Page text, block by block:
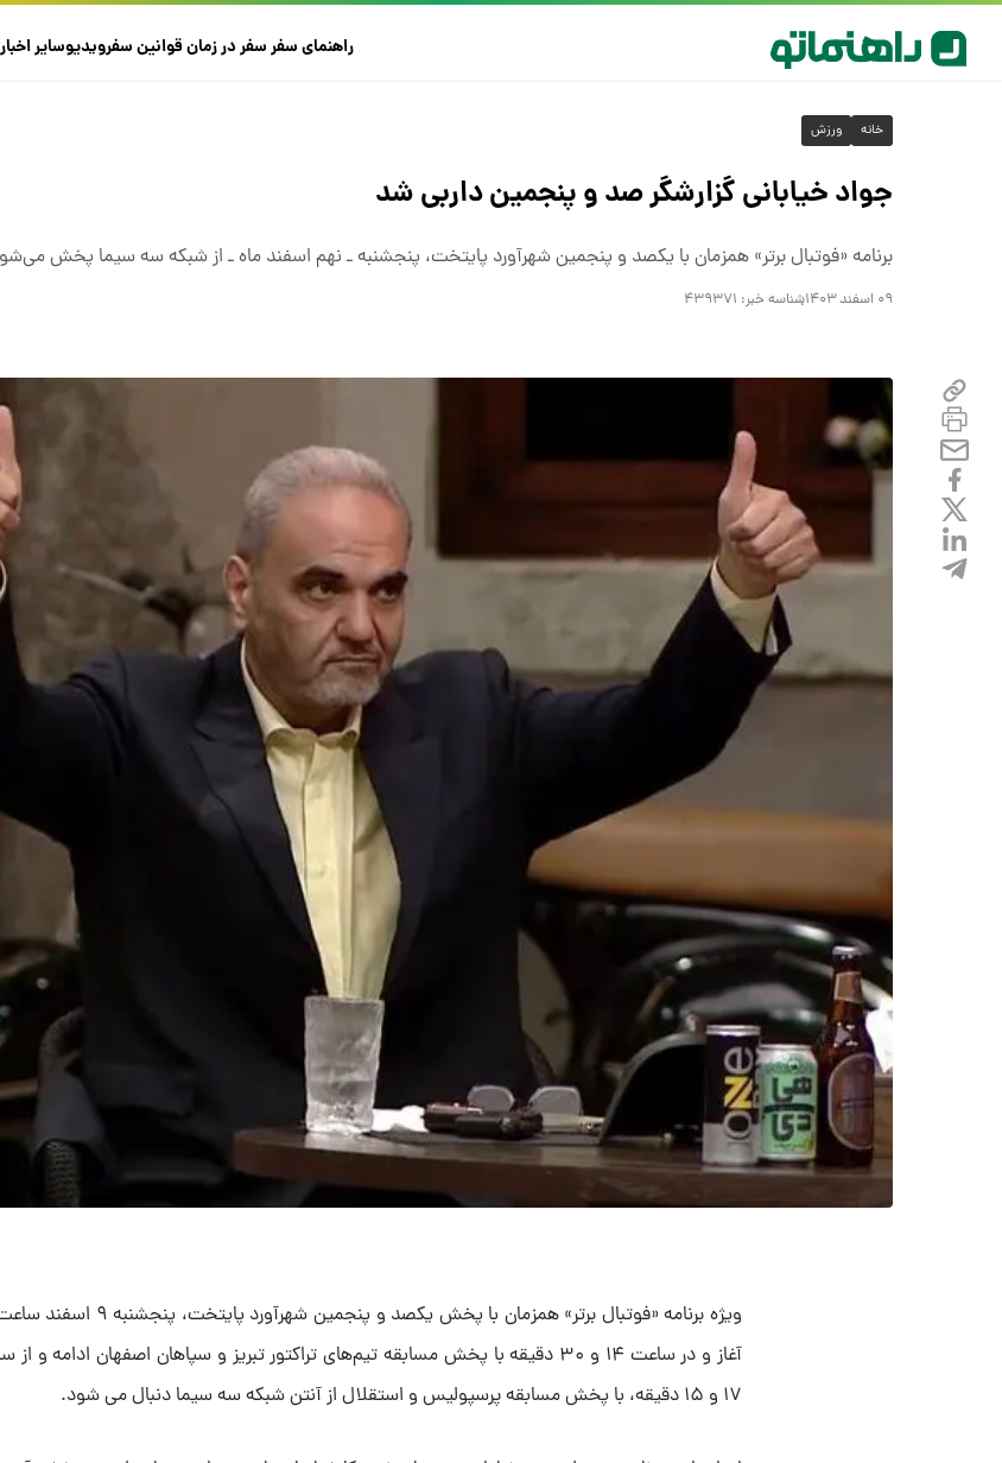
راهنمای سفرسفر در زمانقوانین سفرویدیوسایراخبار
خانه ورزش
جواد خیابانی گزارشگر صد و پنجمین داربی شد
برنامه «فوتبال برتر» همزمان با یکصد و پنجمین شهرآورد پایتخت، پنجشنبه ـ نهم اسفند ماه ـ از شبکه سه سیما پخش
۰۹ اسفند ۱۴۰۳ شناسه خبر: ۴۳۹۳۷۱
آغاز و در ساعت ۱۴ و ۳۰ دقیقه با پخش مسابقه تیم‌های تراکتور تبریز و سپاهان اصفهان ادامه و
۱۷ و ۱۵ دقیقه، با پخش مسابقه پرسپولیس و استقلال از آنتن شبکه سه سیما دنبال می شود.